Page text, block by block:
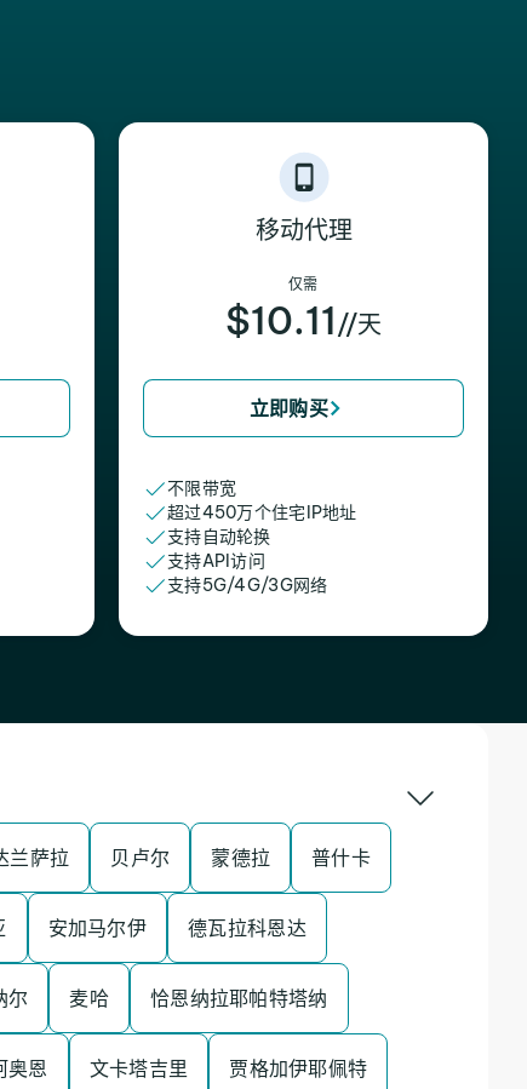
移动代理
仅需
$10.11 //天
立即购买
不限带宽
超过450万个住宅IP地址
支持自动轮换
支持API访问
支持5G/4G/3G网络
兰萨拉 贝卢尔 蒙德拉 普什卡
安加马尔伊 德瓦拉科恩达
尔 麦哈 恰恩纳拉耶帕特塔纳
奥恩 文卡塔吉里 贾格加伊耶佩特